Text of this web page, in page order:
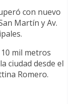
con nuevo
Martín y Av.
mil metros
ciudad desde el
Romero.